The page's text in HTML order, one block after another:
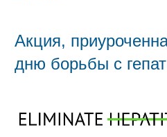
Акция,
дню борьбы с